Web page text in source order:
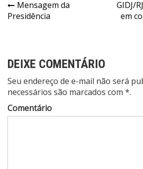
Navegação
de
Mensagem da
Presidência
GIDJ/
em
DEIXE COMENTÁRIO
Seu endereço de e-mail não será
necessários são marcados com *.
Comentário